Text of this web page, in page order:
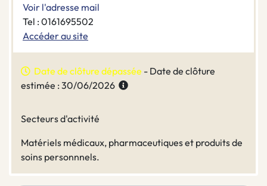
Voir l'adresse mail
Tel : 0161695502
Accéder au site
Date de clôture dépassée - Date de clôture
estimée : 30/06/2026
Secteurs d'activité
Matériels médicaux, pharmaceutiques et produits de
soins personnnels.